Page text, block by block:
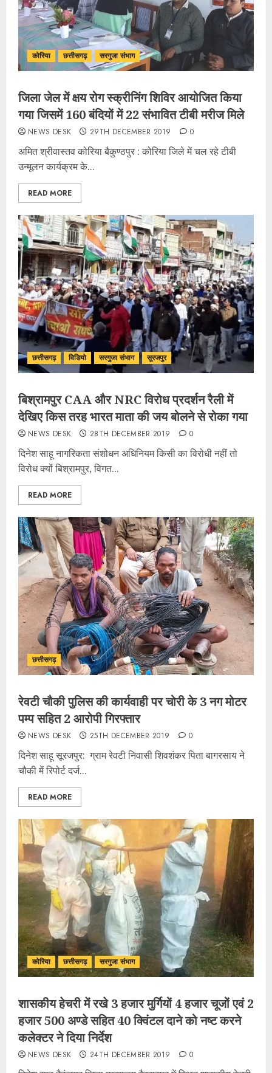
कोरिया छत्तीसगढ़ सरगुजा संभाग
जिला जेल में क्षय रोग स्क्रीनिंग शिविर आयोजित किया
गया जिसमें 160 बंदियों में 22 संभावित टीबी मरीज मिले
NEWS DESK 29TH DECEMBER 2019 0
अमित श्रीवास्तव कोरिया बैकुण्ठपुर : कोरिया जिले में चल रहे टीबी
उन्मूलन कार्यक्रम के...
READ MORE
छत्तीसगढ़ विडियो सरगुजा संभाग सूरजपुर
बिश्रामपुर CAA और NRC विरोध प्रदर्शन रैली में
देखिए किस तरह भारत माता की जय बोलने से रोका गया
NEWS DESK 28TH DECEMBER 2019 0
दिनेश साहू नागरिकता संशोधन अधिनियम किसी का विरोधी नहीं तो
विरोध क्यों बिश्रामपुर, विगत...
READ MORE
छत्तीसगढ़
रेवटी चौकी पुलिस की कार्यवाही पर चोरी के 3 नग मोटर
पम्प सहित 2 आरोपी गिरफ्तार
NEWS DESK 25TH DECEMBER 2019 0
दिनेश साहू सूरजपुर: ग्राम रेवटी निवासी शिवशंकर पिता बागरसाय ने
चौकी में रिपोर्ट दर्ज...
READ MORE
कोरिया छत्तीसगढ़ सरगुजा संभाग
शासकीय हेचरी में रखे 3 हजार मुर्गियों 4 हजार चूजों एवं 2
हजार 500 अण्डे सहित 40 क्विंटल दाने को नष्ट करने
कलेक्टर ने दिया निर्देश
NEWS DESK 24TH DECEMBER 2019 0